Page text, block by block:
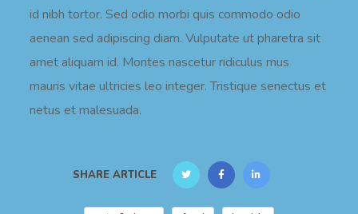
id nibh tortor. Sed odio morbi quis commodo odio
aenean sed adipiscing diam. Vulputate ut pharetra sit
amet aliquam id. Montes nascetur ridiculus mus
mauris vitae ultricies leo integer. Tristique senectus et
netus et malesuada.
SHARE ARTICLE